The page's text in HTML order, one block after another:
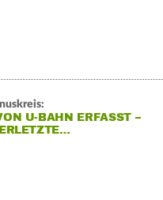
U-BAHN ERFASST –